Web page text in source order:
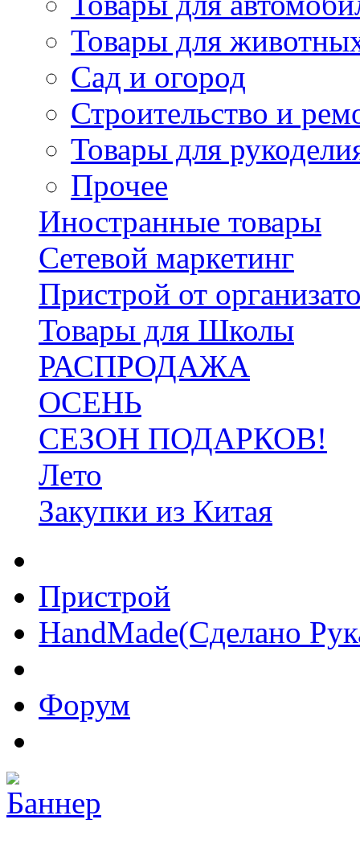
Товары для
Сад и огород
Строительство и
Товары для
Прочее
Иностранные товары
Сетевой маркетинг
Пристрой от
Товары для Школы
РАСПРОДАЖА
ОСЕНЬ
СЕЗОН ПОДАРКОВ!
Лето
Закупки из Китая
Пристрой
HandMade(Сделано
Форум